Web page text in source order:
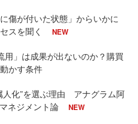
傷が付いた状態」からいかに
スを聞く
NEW
用」は成果が出ないのか？購買
かす条件
人化”を選ぶ理由 アナグラム阿
ネジメント論
NEW